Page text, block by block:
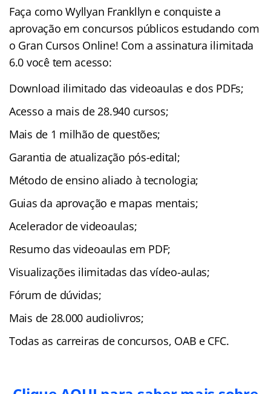
Faça como Wyllyan Frankllyn e conquiste a
aprovação em concursos públicos estudando com
o Gran Cursos Online! Com a assinatura ilimitada
6.0 você tem acesso:
Download ilimitado das videoaulas e dos PDFs;
Acesso a mais de 28.940 cursos;
Mais de 1 milhão de questões;
Garantia de atualização pós-edital;
Método de ensino aliado à tecnologia;
Guias da aprovação e mapas mentais;
Acelerador de videoaulas;
Resumo das videoaulas em PDF;
Visualizações ilimitadas das vídeo-aulas;
Fórum de dúvidas;
Mais de 28.000 audiolivros;
Todas as carreiras de concursos, OAB e CFC.